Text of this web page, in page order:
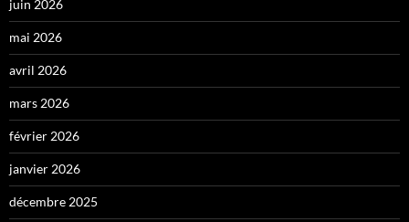
juin 2026
mai 2026
avril 2026
mars 2026
février 2026
janvier 2026
décembre 2025